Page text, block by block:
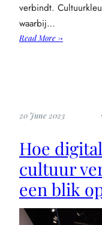
verbindt.
waarbij…
Read More →:
verrijkt
verbindt
20 June 2023
Hoe
cultuur
een blik